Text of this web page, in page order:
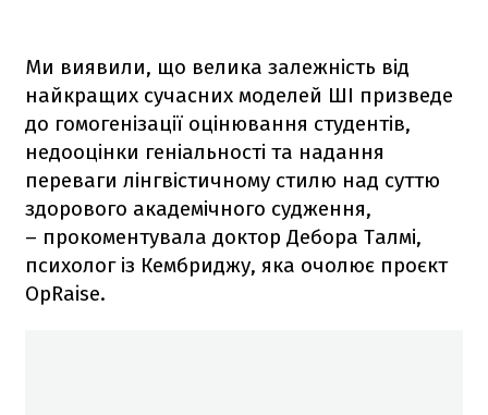
Ми виявили, що велика залежність від
найкращих сучасних моделей ШІ призведе
до гомогенізації оцінювання студентів,
недооцінки геніальності та надання
переваги лінгвістичному стилю над суттю
здорового академічного судження,
– прокоментувала доктор Дебора Талмі,
психолог із Кембриджу, яка очолює проєкт
OpRaise.